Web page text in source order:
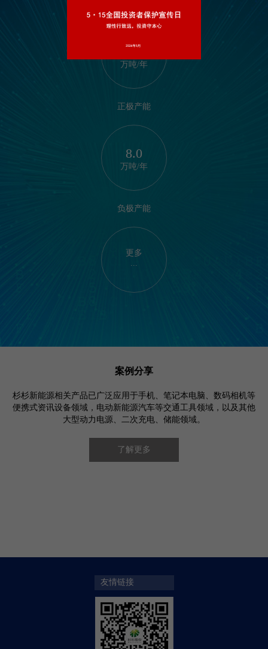
6.0
万吨/年
正极产能
8.0
万吨/年
负极产能
更多
案例分享
杉杉新能源相关产品已广泛应用于手机、笔记本电脑、数码相机等
便携式资讯设备领域，电动新能源汽车等交通工具领域，以及其他
大型动力电源、二次充电、储能领域。
了解更多
友情链接